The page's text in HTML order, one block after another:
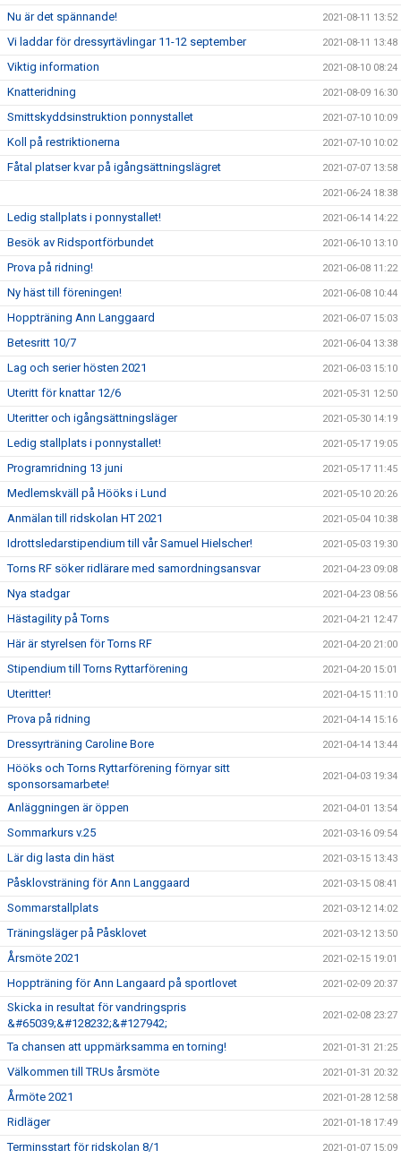
Nu är det spännande! 2021-08-11 13:52
Vi laddar för dressyrtävlingar 11-12 september 2021-08-11 13:48
Viktig information 2021-08-10 08:24
Knatteridning 2021-08-09 16:30
Smittskyddsinstruktion ponnystallet 2021-07-10 10:09
Koll på restriktionerna 2021-07-10 10:02
Fåtal platser kvar på igångsättningslägret 2021-07-07 13:58
2021-06-24 18:38
Ledig stallplats i ponnystallet! 2021-06-14 14:22
Besök av Ridsportförbundet 2021-06-10 13:10
Prova på ridning! 2021-06-08 11:22
Ny häst till föreningen! 2021-06-08 10:44
Hoppträning Ann Langgaard 2021-06-07 15:03
Betesritt 10/7 2021-06-04 13:38
Lag och serier hösten 2021 2021-06-03 15:10
Uteritt för knattar 12/6 2021-05-31 12:50
Uteritter och igångsättningsläger 2021-05-30 14:19
Ledig stallplats i ponnystallet! 2021-05-17 19:05
Programridning 13 juni 2021-05-17 11:45
Medlemskväll på Hööks i Lund 2021-05-10 20:26
Anmälan till ridskolan HT 2021 2021-05-04 10:38
Idrottsledarstipendium till vår Samuel Hielscher! 2021-05-03 19:30
Torns RF söker ridlärare med samordningsansvar 2021-04-23 09:08
Nya stadgar 2021-04-23 08:56
Hästagility på Torns 2021-04-21 12:47
Här är styrelsen för Torns RF 2021-04-20 21:00
Stipendium till Torns Ryttarförening 2021-04-20 15:01
Uteritter! 2021-04-15 11:10
Prova på ridning 2021-04-14 15:16
Dressyrträning Caroline Bore 2021-04-14 13:44
Hööks och Torns Ryttarförening förnyar sitt
sponsorsamarbete!
2021-04-03 19:34
Anläggningen är öppen 2021-04-01 13:54
Sommarkurs v.25 2021-03-16 09:54
Lär dig lasta din häst 2021-03-15 13:43
Påsklovsträning för Ann Langgaard 2021-03-15 08:41
Sommarstallplats 2021-03-12 14:02
Träningsläger på Påsklovet 2021-03-12 13:50
Årsmöte 2021 2021-02-15 19:01
Hoppträning för Ann Langaard på sportlovet 2021-02-09 20:37
Skicka in resultat för vandringspris
&#65039;&#128232;&#127942;
2021-02-08 23:27
Ta chansen att uppmärksamma en torning! 2021-01-31 21:25
Välkommen till TRUs årsmöte 2021-01-31 20:32
Årmöte 2021 2021-01-28 12:58
Ridläger 2021-01-18 17:49
Terminsstart för ridskolan 8/1 2021-01-07 15:09